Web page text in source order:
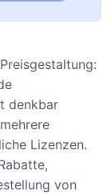
denkbar
Lizenzen.
von